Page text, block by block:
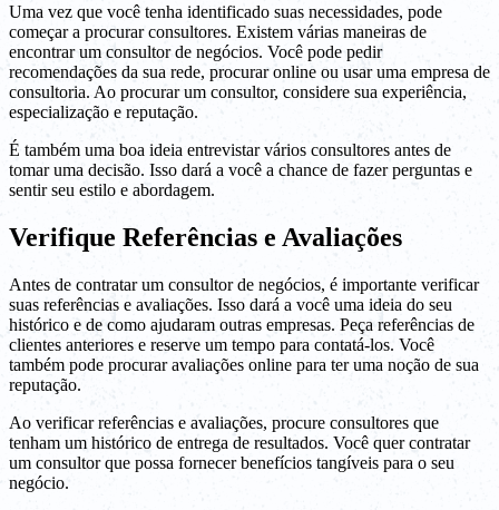
Uma vez que você tenha identificado suas necessidades, pode
começar a procurar consultores. Existem várias maneiras de
encontrar um consultor de negócios. Você pode pedir
recomendações da sua rede, procurar online ou usar uma empresa de
consultoria. Ao procurar um consultor, considere sua experiência,
especialização e reputação.
É também uma boa ideia entrevistar vários consultores antes de
tomar uma decisão. Isso dará a você a chance de fazer perguntas e
sentir seu estilo e abordagem.
Verifique Referências e Avaliações
Antes de contratar um consultor de negócios, é importante verificar
suas referências e avaliações. Isso dará a você uma ideia do seu
histórico e de como ajudaram outras empresas. Peça referências de
clientes anteriores e reserve um tempo para contatá-los. Você
também pode procurar avaliações online para ter uma noção de sua
reputação.
Ao verificar referências e avaliações, procure consultores que
tenham um histórico de entrega de resultados. Você quer contratar
um consultor que possa fornecer benefícios tangíveis para o seu
negócio.